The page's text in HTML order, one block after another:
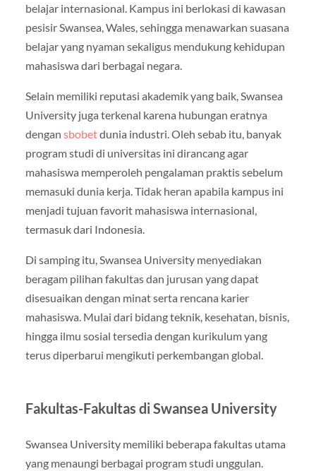
belajar internasional. Kampus ini berlokasi di kawasan
pesisir Swansea, Wales, sehingga menawarkan suasana
belajar yang nyaman sekaligus mendukung kehidupan
mahasiswa dari berbagai negara.
Selain memiliki reputasi akademik yang baik, Swansea
University juga terkenal karena hubungan eratnya
dengan sbobetdunia industri. Oleh sebab itu, banyak
program studi di universitas ini dirancang agar
mahasiswa memperoleh pengalaman praktis sebelum
memasuki dunia kerja. Tidak heran apabila kampus ini
menjadi tujuan favorit mahasiswa internasional,
termasuk dari Indonesia.
Di samping itu, Swansea University menyediakan
beragam pilihan fakultas dan jurusan yang dapat
disesuaikan dengan minat serta rencana karier
mahasiswa. Mulai dari bidang teknik, kesehatan, bisnis,
hingga ilmu sosial tersedia dengan kurikulum yang
terus diperbarui mengikuti perkembangan global.
Fakultas-Fakultas di Swansea University
Swansea University memiliki beberapa fakultas utama
yang menaungi berbagai program studi unggulan.